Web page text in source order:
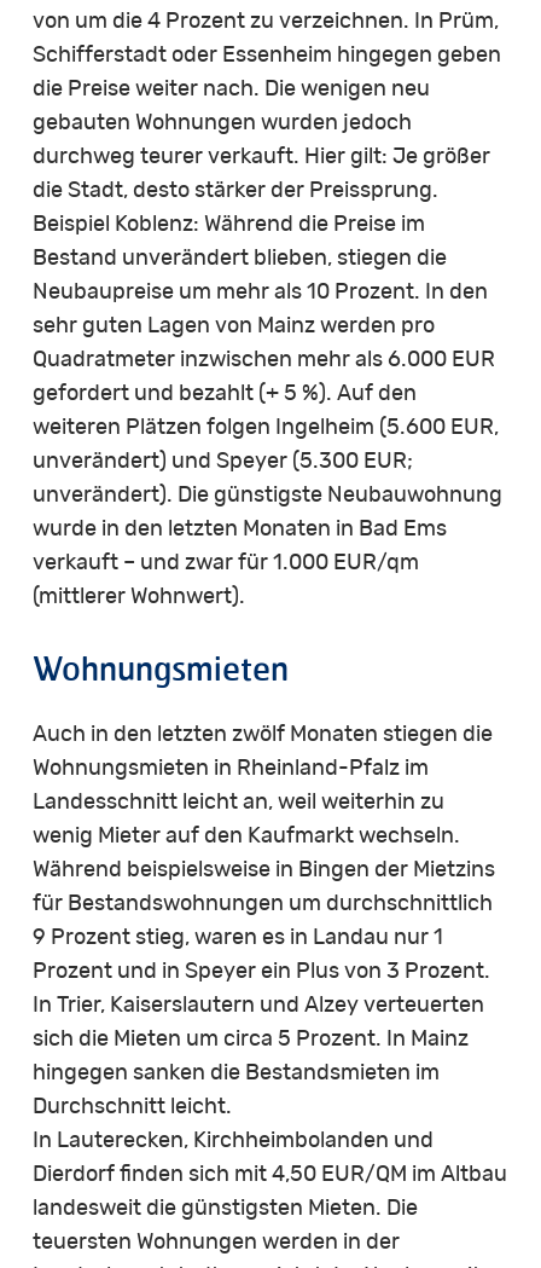
von um die 4 Prozent zu verzeichnen. In Prüm,
Schifferstadt oder Essenheim hingegen geben
die Preise weiter nach. Die wenigen neu
gebauten Wohnungen wurden jedoch
durchweg teurer verkauft. Hier gilt: Je größer
die Stadt, desto stärker der Preissprung.
Beispiel Koblenz: Während die Preise im
Bestand unverändert blieben, stiegen die
Neubaupreise um mehr als 10 Prozent. In den
sehr guten Lagen von Mainz werden pro
Quadratmeter inzwischen mehr als 6.000 EUR
gefordert und bezahlt (+ 5 %). Auf den
weiteren Plätzen folgen Ingelheim (5.600 EUR,
unverändert) und Speyer (5.300 EUR;
unverändert). Die günstigste Neubauwohnung
wurde in den letzten Monaten in Bad Ems
verkauft – und zwar für 1.000 EUR/qm
(mittlerer Wohnwert).
Wohnungsmieten
Auch in den letzten zwölf Monaten stiegen die
Wohnungsmieten in Rheinland-Pfalz im
Landesschnitt leicht an, weil weiterhin zu
wenig Mieter auf den Kaufmarkt wechseln.
Während beispielsweise in Bingen der Mietzins
für Bestandswohnungen um durchschnittlich
9 Prozent stieg, waren es in Landau nur 1
Prozent und in Speyer ein Plus von 3 Prozent.
In Trier, Kaiserslautern und Alzey verteuerten
sich die Mieten um circa 5 Prozent. In Mainz
hingegen sanken die Bestandsmieten im
Durchschnitt leicht.
In Lauterecken, Kirchheimbolanden und
Dierdorf finden sich mit 4,50 EUR/QM im Altbau
landesweit die günstigsten Mieten. Die
teuersten Wohnungen werden in der